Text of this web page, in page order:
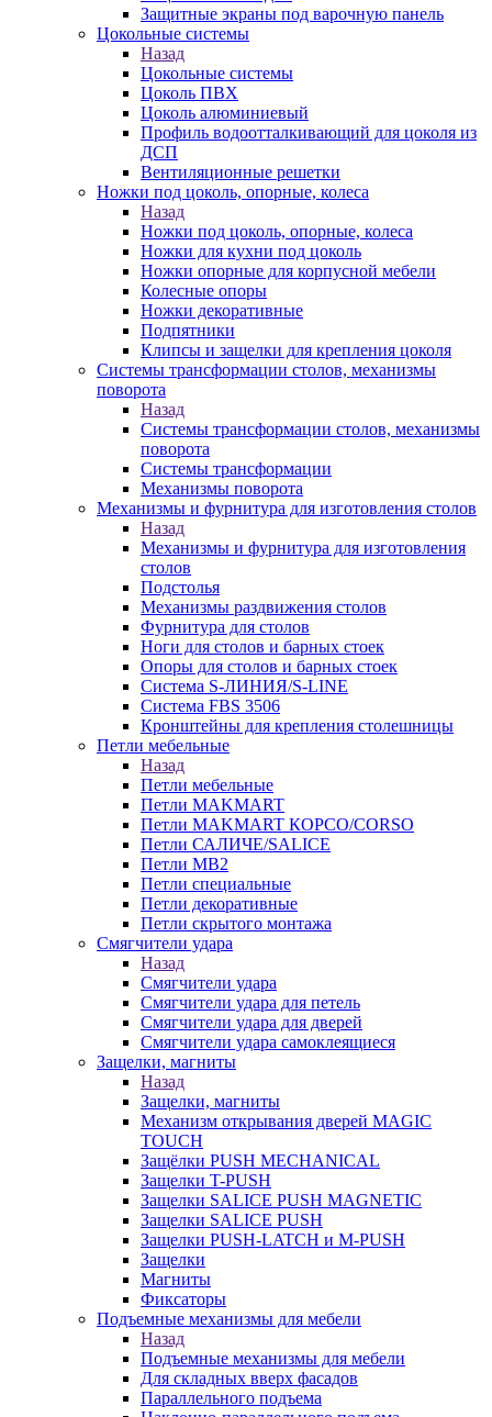
Защитные экраны под варочную панель
Цокольные системы
Назад
Цокольные системы
Цоколь ПВХ
Цоколь алюминиевый
Профиль водоотталкивающий для цоколя из
ДСП
Вентиляционные решетки
Ножки под цоколь, опорные, колеса
Назад
Ножки под цоколь, опорные, колеса
Ножки для кухни под цоколь
Ножки опорные для корпусной мебели
Колесные опоры
Ножки декоративные
Подпятники
Клипсы и защелки для крепления цоколя
Системы трансформации столов, механизмы
поворота
Назад
Системы трансформации столов, механизмы
поворота
Системы трансформации
Механизмы поворота
Механизмы и фурнитура для изготовления столов
Назад
Механизмы и фурнитура для изготовления
столов
Подстолья
Механизмы раздвижения столов
Фурнитура для столов
Ноги для столов и барных стоек
Опоры для столов и барных стоек
Система S-ЛИНИЯ/S-LINE
Система FBS 3506
Кронштейны для крепления столешницы
Петли мебельные
Назад
Петли мебельные
Петли MAKMART
Петли MAKMART КОРСО/CORSO
Петли САЛИЧЕ/SALICE
Петли MB2
Петли специальные
Петли декоративные
Петли скрытого монтажа
Смягчители удара
Назад
Смягчители удара
Смягчители удара для петель
Смягчители удара для дверей
Cмягчители удара самоклеящиеся
Защелки, магниты
Назад
Защелки, магниты
Механизм открывания дверей MAGIC
TOUCH
Защёлки PUSH MECHANICAL
Защелки T-PUSH
Защелки SALICE PUSH MAGNETIC
Защелки SALICE PUSH
Защелки PUSH-LATCH и M-PUSH
Защелки
Магниты
Фиксаторы
Подъемные механизмы для мебели
Назад
Подъемные механизмы для мебели
Для складных вверх фасадов
Параллельного подъема